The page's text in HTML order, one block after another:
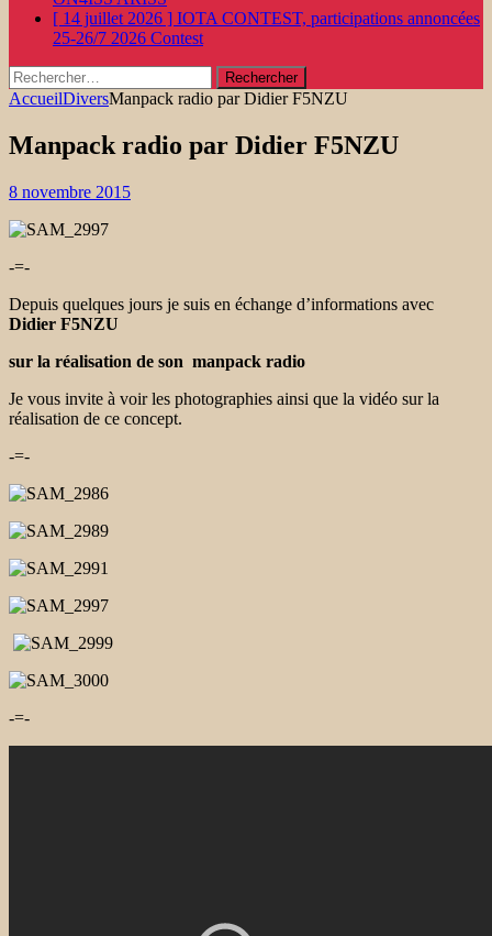
[ 14 juillet 2026 ] IOTA CONTEST, participations annoncées
25-26/7 2026 Contest
Rechercher :
AccueilDiversManpack radio par Didier F5NZU
Manpack radio par Didier F5NZU
8 novembre 2015
-=-
Depuis quelques jours je suis en échange d’informations avec
Didier F5NZU
sur la réalisation de son manpack radio
Je vous invite à voir les photographies ainsi que la vidéo sur la
réalisation de ce concept.
-=-
-=-